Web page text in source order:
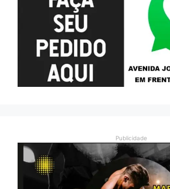
Publicidade